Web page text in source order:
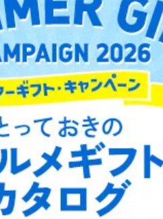
を適切に管理し､あらかじめ
第三者に提供することはあり
は除きます。
の保護のために必要がある
意を得ることが困難であると
童の健全な育成の推進のため
あって、本人の同意を得るこ
共団体またはその委託を受け
を遂行することに対して協力
って、本人の同意を得ること
支障を及ぼすおそれがあると
はこちら
案内
採用情報
お問い合わせ
引法に基づく表示
出版社の皆様へ
へサイトマップ